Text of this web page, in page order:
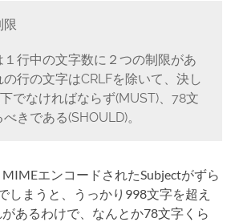
限
１行中の文字数に２つの制限があ
行の文字はCRLFを除いて、決し
でなければならず(MUST)、78文
きである(SHOULD)。
エンコードされたSubjectがずら
しまうと、うっかり998文字を超え
あるわけで、なんとか78文字くら